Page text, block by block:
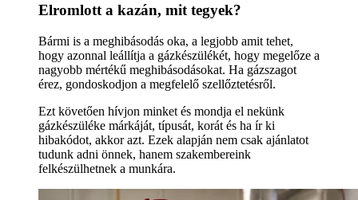
Elromlott a kazán, mit tegyek?
Bármi is a meghibásodás oka, a legjobb amit tehet,
hogy azonnal leállítja a gázkészülékét, hogy megelőze a
nagyobb mértékű meghibásodásokat. Ha gázszagot
érez, gondoskodjon a megfelelő szellőztetésről.
Ezt követően hívjon minket és mondja el nekünk
gázkészüléke márkáját, típusát, korát és ha ír ki
hibakódot, akkor azt. Ezek alapján nem csak ajánlatot
tudunk adni önnek, hanem szakembereink
felkészülhetnek a munkára.